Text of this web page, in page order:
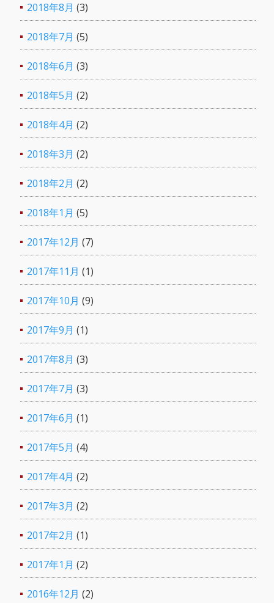
2018年8月 (3)
2018年7月 (5)
2018年6月 (3)
2018年5月 (2)
2018年4月 (2)
2018年3月 (2)
2018年2月 (2)
2018年1月 (5)
2017年12月 (7)
2017年11月 (1)
2017年10月 (9)
2017年9月 (1)
2017年8月 (3)
2017年7月 (3)
2017年6月 (1)
2017年5月 (4)
2017年4月 (2)
2017年3月 (2)
2017年2月 (1)
2017年1月 (2)
2016年12月 (2)